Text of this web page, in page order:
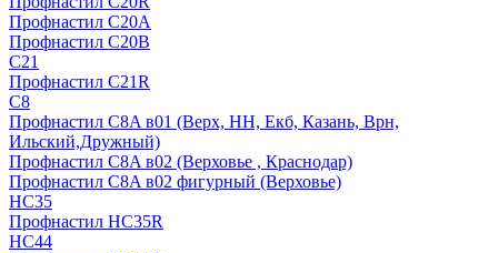
Профнастил С20А
Профнастил С20В
C21
Профнастил С21R
C8
Профнастил С8A в01 (Верх, НН, Екб, Казань, Врн,
Ильский,Дружный)
Профнастил С8A в02 (Верховье , Краснодар)
Профнастил С8A в02 фигурный (Верховье)
HС35
Профнастил HC35R
НС44